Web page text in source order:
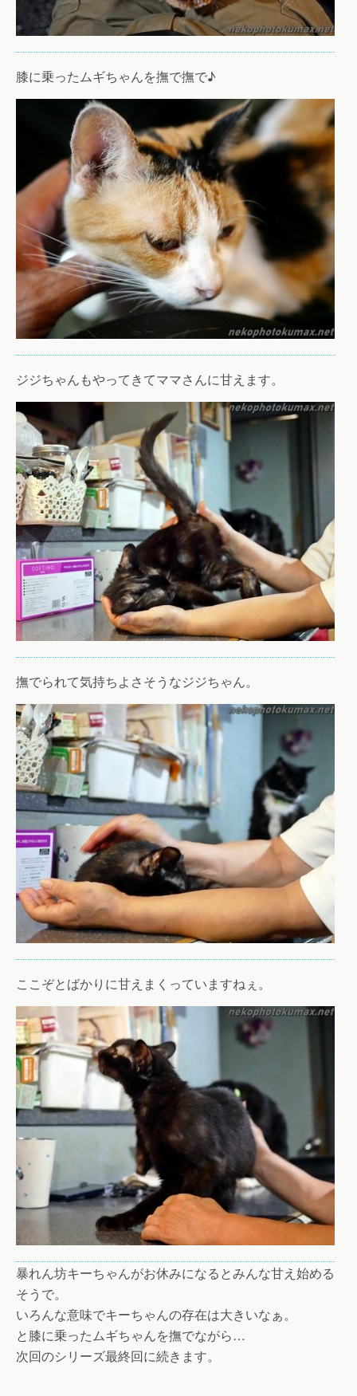
膝に乗ったムギちゃんを撫で撫で♪
ジジちゃんもやってきてママさんに甘えます。
撫でられて気持ちよさそうなジジちゃん。
ここぞとばかりに甘えまくっていますねぇ。
暴れん坊キーちゃんがお休みになるとみんな甘え始める
そうで。
いろんな意味でキーちゃんの存在は大きいなぁ。
と膝に乗ったムギちゃんを撫でながら…
次回のシリーズ最終回に続きます。